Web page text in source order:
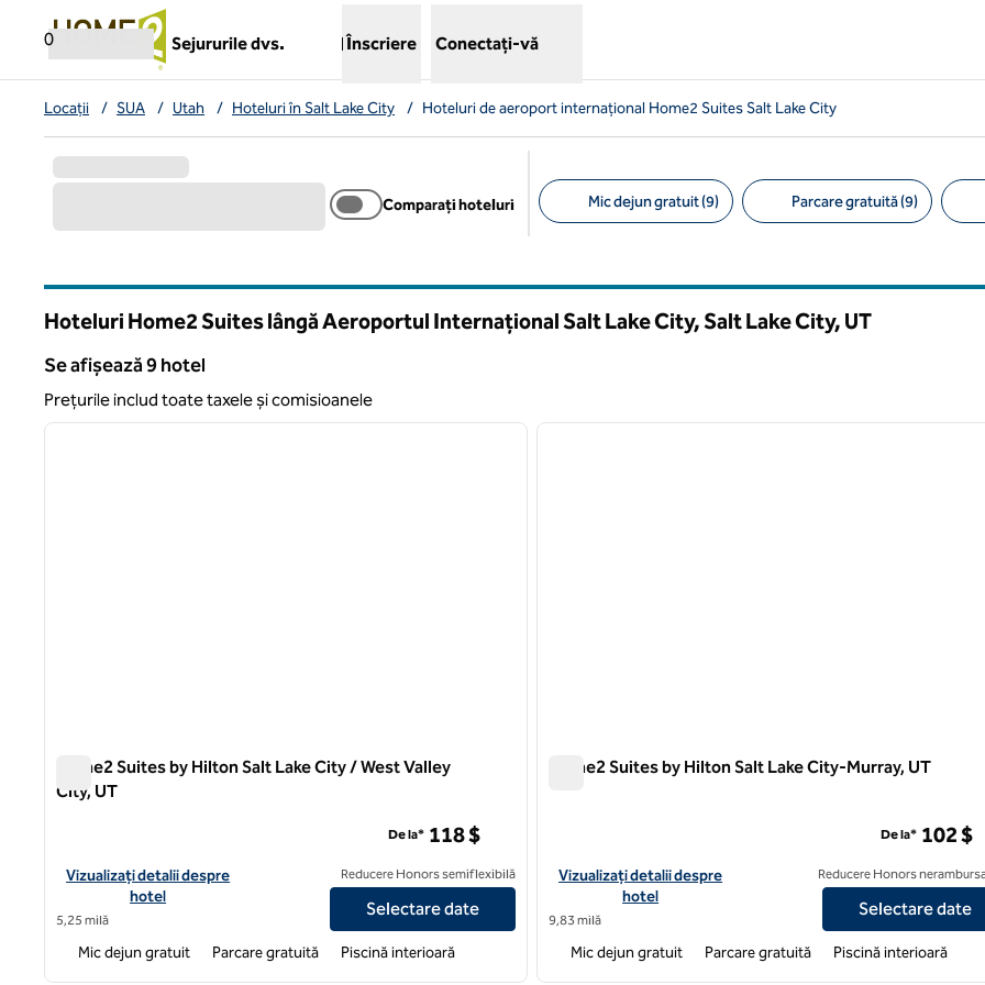
0
Sejururile dvs.
,
Înscriere Conectați-vă
Locații / SUA / Utah / Hoteluri în Salt Lake City / Hoteluri de aeroport internațional Home2 Suites Salt Lake City
Comparați hoteluri Mic dejun gratuit (9) Parcare gratuită (9)
Hoteluri Home2 Suites lângă Aeroportul Internațional Salt Lake City, Salt Lake City, UT
Se afișează 9 hotel
Se afișează 9 hotel
Prețurile includ toate taxele și comisioanele
1 din 12
imaginea următoare
Home2 Suites by Hilton Salt Lake City / West Valley
City, UT
Vizualizați detaliile hotelului pentru Home2 Suites by Hilton Salt Lake City / West Valley City, UT
Vizualizați detalii despre
hotel
5,25 milă
De la* 118 $
Reducere Honors semiflexibilă
Selectare date
Mic dejun gratuit Parcare gratuită Piscină interioară
1 din 12
Home2 Suites by Hilton Salt Lake City-Murray, UT
Vizualizați detaliile hotelului pentru Home2 Suites by Hilton Salt
Vizualizați detalii despre
hotel
9,83 milă
De la* 102 $
Reducere Honors
Selectare date
Mic dejun gratuit Parcare gratuită Piscină interioară